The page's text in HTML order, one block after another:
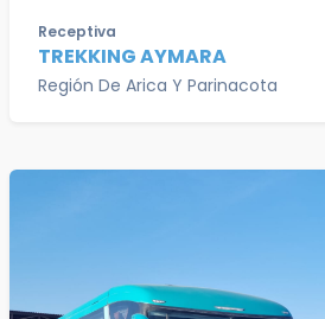
Receptiva
TREKKING AYMARA
Región De Arica Y Parinacota